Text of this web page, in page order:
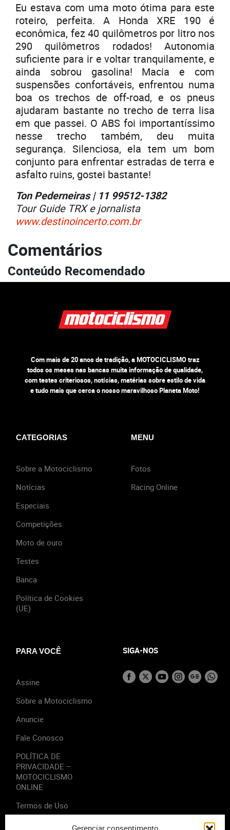
Gerenciar consentimento
Eu estava com uma moto ótima para este
roteiro, perfeita. A Honda XRE 190 é
econômica, fez 40 quilômetros por litro nos
290 quilômetros rodados! Autonomia
suficiente para ir e voltar tranquilamente, e
ainda sobrou gasolina! Macia e com
suspensões confortáveis, enfrentou numa
boa os trechos de off-road, e os pneus
ajudaram bastante no trecho de terra lisa
em que passei. O ABS foi importantíssimo
nesse trecho também, deu muita
segurança. Silenciosa, ela tem um bom
conjunto para enfrentar estradas de terra e
asfalto ruins, gostei bastante!
Ton Pederneiras | 11 99512-1382
Tour Guide TRX e jornalista
www.destinoincerto.com.br
Comentários
Conteúdo Recomendado
Com mais de 20 anos de tradição, a MOTOCICLISMO traz
todos os meses nas bancas muita informação de qualidade,
com testes criteriosos, notícias, matérias sobre estilo de vida
e tudo mais que cerca o nosso maravilhoso Planeta Moto!
CATEGORIAS
Sobre a Motociclismo
Notícias
Especiais
Competições
Moto de ouro
Testes
Banca
Política de Cookies
(UE)
MENU
Fotos
Racing Online
PARA VOCÊ
Assine
Sobre a Motociclismo
Anuncie
Fale Conosco
POLÍTICA DE
PRIVACIDADE –
MOTOCICLISMO
ONLINE
Termos de Uso
SIGA-NOS